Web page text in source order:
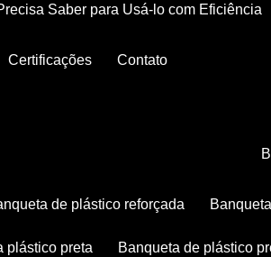
Saber para Usá-lo com Eficiência
Certificações Contato
de plástico reforçada
plástico preta banqueta de plástico